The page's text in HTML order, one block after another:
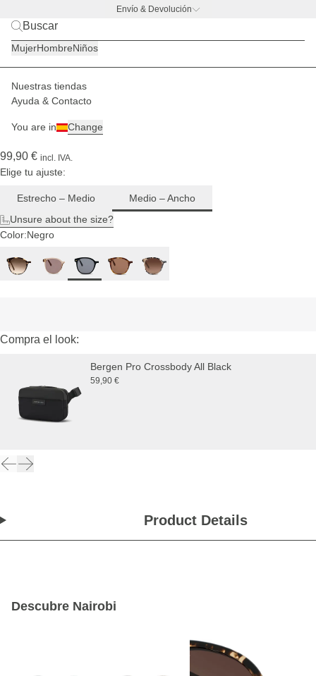
Envío & Devolución
MujerHombreNiños
Nuestras tiendas
Ayuda & Contacto
You are in Change
Mujer Gafas de sol
tallas de
cabeza
de
medianas
99,90 € incl. IVA.
Elige tu ajuste:
Estrecho – Medio
Medio – Ancho
Unsure about the size?
Color:Negro
Compra el look:
Bergen Pro Crossbody All Black
59,90 €
Product Details
Descubre Nairobi